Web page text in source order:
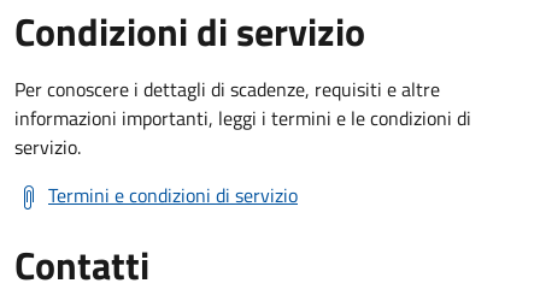
Condizioni di servizio
Per conoscere i dettagli di scadenze, requisiti e altre
informazioni importanti, leggi i termini e le condizioni di
servizio.
Termini e condizioni di servizio
Contatti